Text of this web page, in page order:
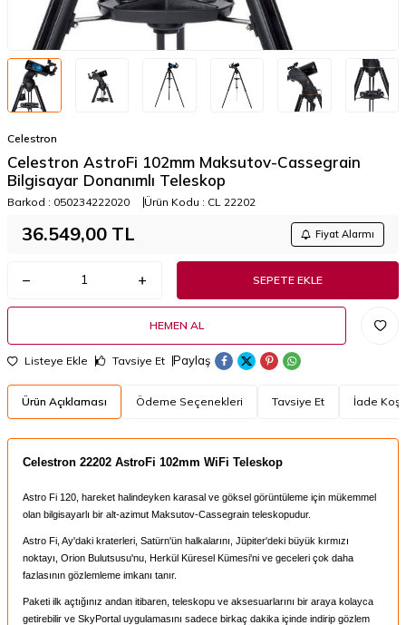
Celestron
Celestron AstroFi 102mm Maksutov-Cassegrain
Bilgisayar Donanımlı Teleskop
Barkod : 050234222020 Ürün Kodu : CL 22202
36.549,00 TL Fiyat Alarmı
SEPETE EKLE
HEMEN AL
Listeye Ekle Tavsiye Et Paylaş
Ürün Açıklaması Ödeme Seçenekleri Tavsiye Et İade
Celestron 22202 AstroFi 102mm WiFi Teleskop
Astro Fi 120, hareket halindeyken karasal ve göksel görüntüleme için mükemmel
olan bilgisayarlı bir alt-azimut Maksutov-Cassegrain teleskopudur.
Astro Fi, Ay'daki kraterleri, Satürn'ün halkalarını, Jüpiter'deki büyük kırmızı
noktayı, Orion Bulutsusu'nu, Herkül Küresel Kümesi'ni ve geceleri çok daha
fazlasının gözlemleme imkanı tanır.
Paketi ilk açtığınız andan itibaren, teleskopu ve aksesuarlarını bir araya kolayca
getirebilir ve SkyPortal uygulamasını sadece birkaç dakika içinde indirip gözlem